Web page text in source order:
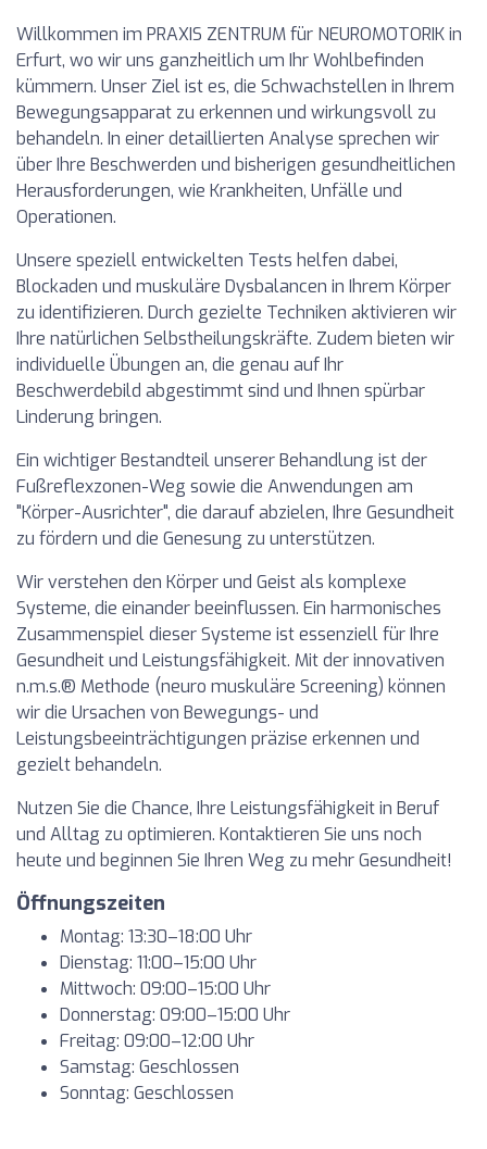
Willkommen im PRAXIS ZENTRUM für NEUROMOTORIK in
Erfurt, wo wir uns ganzheitlich um Ihr Wohlbefinden
kümmern. Unser Ziel ist es, die Schwachstellen in Ihrem
Bewegungsapparat zu erkennen und wirkungsvoll zu
behandeln. In einer detaillierten Analyse sprechen wir
über Ihre Beschwerden und bisherigen gesundheitlichen
Herausforderungen, wie Krankheiten, Unfälle und
Operationen.
Unsere speziell entwickelten Tests helfen dabei,
Blockaden und muskuläre Dysbalancen in Ihrem Körper
zu identifizieren. Durch gezielte Techniken aktivieren wir
Ihre natürlichen Selbstheilungskräfte. Zudem bieten wir
individuelle Übungen an, die genau auf Ihr
Beschwerdebild abgestimmt sind und Ihnen spürbar
Linderung bringen.
Ein wichtiger Bestandteil unserer Behandlung ist der
Fußreflexzonen-Weg sowie die Anwendungen am
"Körper-Ausrichter", die darauf abzielen, Ihre Gesundheit
zu fördern und die Genesung zu unterstützen.
Wir verstehen den Körper und Geist als komplexe
Systeme, die einander beeinflussen. Ein harmonisches
Zusammenspiel dieser Systeme ist essenziell für Ihre
Gesundheit und Leistungsfähigkeit. Mit der innovativen
n.m.s.® Methode (neuro muskuläre Screening) können
wir die Ursachen von Bewegungs- und
Leistungsbeeinträchtigungen präzise erkennen und
gezielt behandeln.
Nutzen Sie die Chance, Ihre Leistungsfähigkeit in Beruf
und Alltag zu optimieren. Kontaktieren Sie uns noch
heute und beginnen Sie Ihren Weg zu mehr Gesundheit!
Öffnungszeiten
Montag: 13:30–18:00 Uhr
Dienstag: 11:00–15:00 Uhr
Mittwoch: 09:00–15:00 Uhr
Donnerstag: 09:00–15:00 Uhr
Freitag: 09:00–12:00 Uhr
Samstag: Geschlossen
Sonntag: Geschlossen